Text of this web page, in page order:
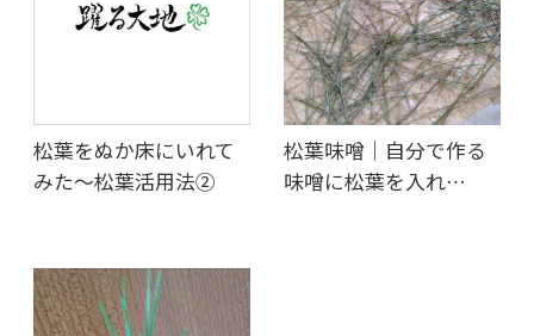
松葉をぬか床にいれて
みた～松葉活用法②
松葉味噌｜自分で作る
味噌に松葉を入れ…